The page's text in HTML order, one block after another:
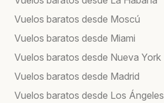
Vuelos baratos desde Moscú
Vuelos baratos desde Miami
Vuelos baratos desde Nueva York
Vuelos baratos desde Madrid
Vuelos baratos desde Los Ángeles